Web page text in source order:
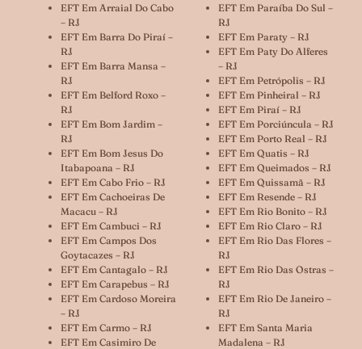
EFT Em Arraial Do Cabo
– RJ
EFT Em Barra Do Piraí –
RJ
EFT Em Barra Mansa –
RJ
EFT Em Belford Roxo –
RJ
EFT Em Bom Jardim –
RJ
EFT Em Bom Jesus Do
Itabapoana – RJ
EFT Em Cabo Frio – RJ
EFT Em Cachoeiras De
Macacu – RJ
EFT Em Cambuci – RJ
EFT Em Campos Dos
Goytacazes – RJ
EFT Em Cantagalo – RJ
EFT Em Carapebus – RJ
EFT Em Cardoso Moreira
– RJ
EFT Em Carmo – RJ
EFT Em Casimiro De
EFT Em Paraíba Do Sul –
RJ
EFT Em Paraty – RJ
EFT Em Paty Do Alferes
– RJ
EFT Em Petrópolis – RJ
EFT Em Pinheiral – RJ
EFT Em Piraí – RJ
EFT Em Porciúncula – RJ
EFT Em Porto Real – RJ
EFT Em Quatis – RJ
EFT Em Queimados – RJ
EFT Em Quissamã – RJ
EFT Em Resende – RJ
EFT Em Rio Bonito – RJ
EFT Em Rio Claro – RJ
EFT Em Rio Das Flores –
RJ
EFT Em Rio Das Ostras –
RJ
EFT Em Rio De Janeiro –
RJ
EFT Em Santa Maria
Madalena – RJ